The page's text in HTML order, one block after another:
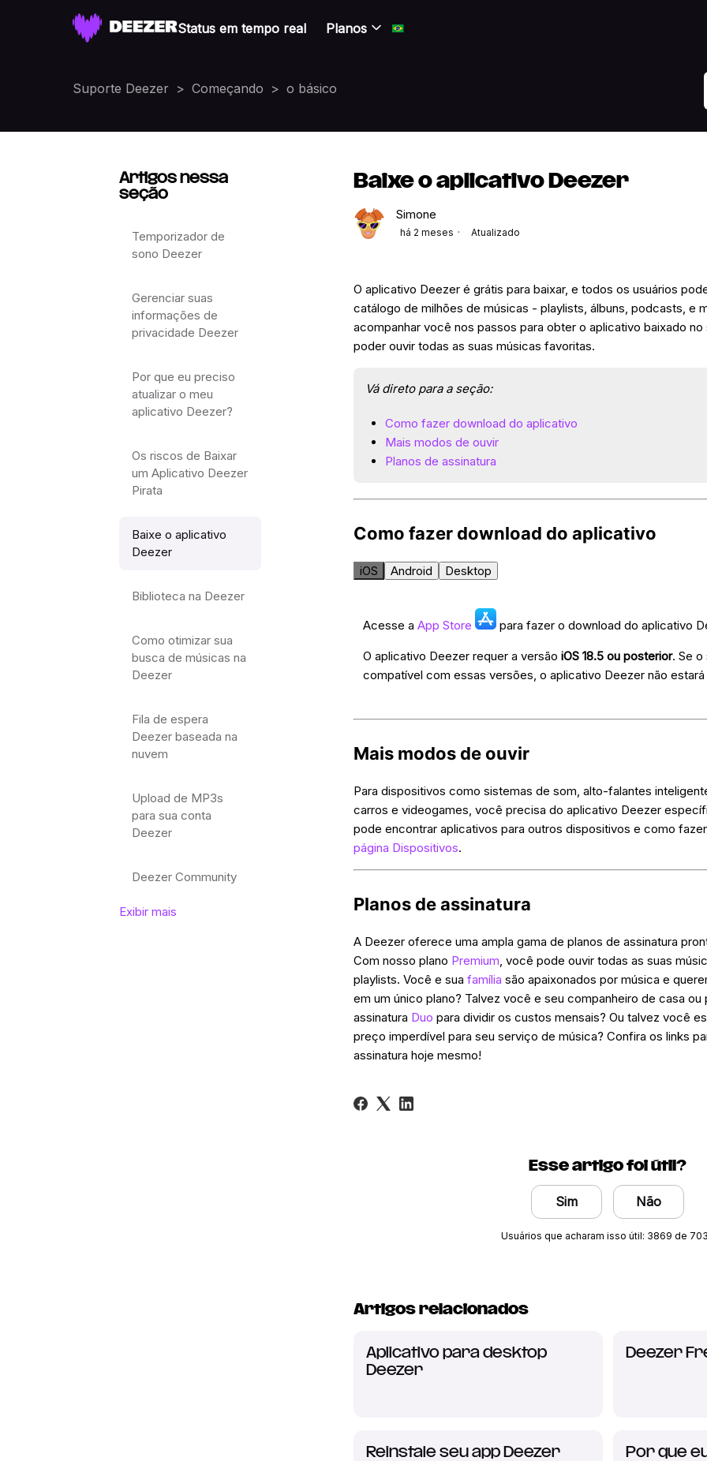
Status em tempo real Planos
Suporte Deezer Começando o básico
Artigos nessa
seção
Temporizador de
sono Deezer
Gerenciar suas
informações de
privacidade Deezer
Por que eu preciso
atualizar o meu
aplicativo Deezer?
Os riscos de Baixar
um Aplicativo Deezer
Pirata
Baixe o aplicativo
Deezer
Biblioteca na Deezer
Como otimizar sua
busca de músicas na
Deezer
Fila de espera
Deezer baseada na
nuvem
Upload de MP3s
para sua conta
Deezer
Deezer Community
Exibir mais
Baixe o aplicativo Deezer
Simone
há 2 meses Atualizado
O aplicativo Deezer é grátis para baixar, e todos os usuários
catálogo de milhões de músicas - playlists, álbuns, podcasts, e
acompanhar você nos passos para obter o aplicativo baixado
poder ouvir todas as suas músicas favoritas.
Vá direto para a seção:
Como fazer download do aplicativo
Mais modos de ouvir
Planos de assinatura
Como fazer download do aplicativo
iOS Android Desktop
Acesse a App Store para fazer o download do aplicativo
O aplicativo Deezer requer a versão iOS 18.5 ou posterior. Se
compatível com essas versões, o aplicativo Deezer não
Mais modos de ouvir
Para dispositivos como sistemas de som, alto-falantes
carros e videogames, você precisa do aplicativo Deezer
pode encontrar aplicativos para outros dispositivos e como
página Dispositivos.
Planos de assinatura
A Deezer oferece uma ampla gama de planos de assinatura
Com nosso plano Premium, você pode ouvir todas as suas
playlists. Você e sua família são apaixonados por música e
em um único plano? Talvez você e seu companheiro de casa ou
assinatura Duo para dividir os custos mensais? Ou talvez você
preço imperdível para seu serviço de música? Confira os links
assinatura hoje mesmo!
Esse artigo foi útil?
Sim Não
Usuários que acharam isso útil: 3869 de
Artigos relacionados
Aplicativo para desktop
Deezer
Deezer
Reinstale seu app Deezer
Por que